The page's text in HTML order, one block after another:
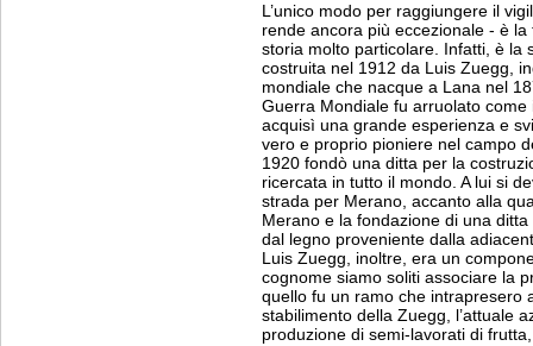
L’unico modo per raggiungere il
rende ancora più eccezionale - è
storia molto particolare. Infatti, è la
costruita nel 1912 da Luis Zuegg,
mondiale che nacque a Lana nel
Guerra Mondiale fu arruolato
acquisì una grande esperienza e
vero e proprio pioniere nel campo
1920 fondò una ditta per la
ricercata in tutto il mondo. A lui si
strada per Merano, accanto alla
Merano e la fondazione di una
dal legno proveniente dalla
Luis Zuegg, inoltre, era un
cognome siamo soliti associare la
quello fu un ramo che intrapresero
stabilimento della Zuegg, l’attuale
produzione di semi-lavorati di